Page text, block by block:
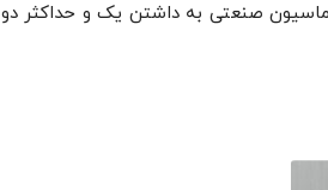
صنعتی به داشتن یک و حداکثر دو